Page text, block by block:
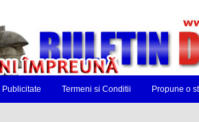
Publicitate Termeni si Conditii Propune o